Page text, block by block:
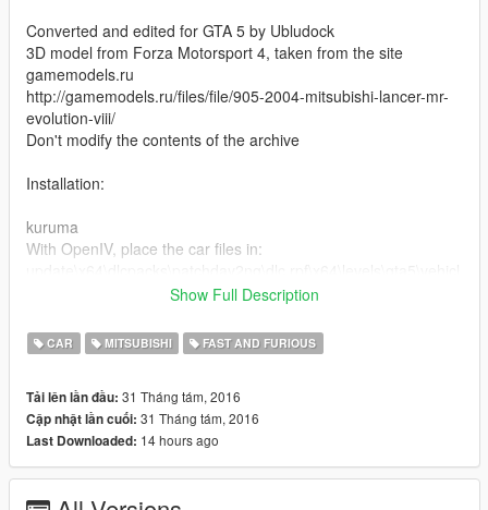
Converted and edited for GTA 5 by Ubludock
3D model from Forza Motorsport 4, taken from the site
gamemodels.ru
http://gamemodels.ru/files/file/905-2004-mitsubishi-lancer-mr-
evolution-viii/
Don't modify the contents of the archive
Installation:
kuruma
With OpenIV, place the car files in:
kuruma2
With OpenIV, place the car files in:
pheistvehicles.rpf\
See how to install the car in the game on video
Show Full Description
CAR MITSUBISHI FAST AND FURIOUS
Tải lên lần đầu: 31 Tháng tám, 2016
Cập nhật lần cuối: 31 Tháng tám, 2016
Last Downloaded: 14 hours ago